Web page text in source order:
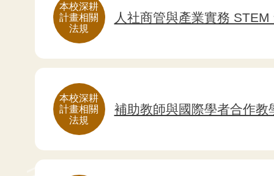
本校深耕
計畫相關
法規
人社商管與產業實務
本校深耕
計畫相關
法規
補助教師與國際學者合作教